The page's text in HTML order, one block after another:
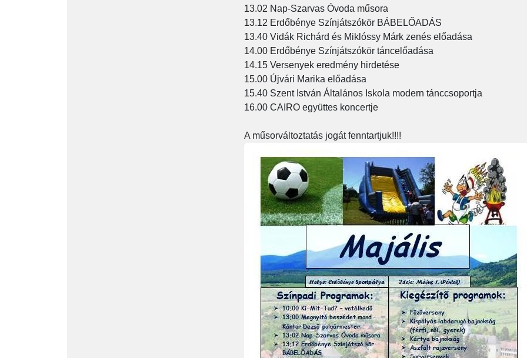
13.02 Nap-Szarvas Óvoda műsora
13.12 Erdőbénye Színjátszókör BÁBELŐADÁS
13.40 Vidák Richárd és Miklóssy Márk zenés előadása
14.00 Erdőbénye Színjátszókör táncelőadása
14.15 Versenyek eredmény hirdetése
15.00 Újvári Marika előadása
15.40 Szent István Általános Iskola modern tánccsoportja
16.00 CAIRO együttes koncertje
A műsorváltoztatás jogát fenntartjuk!!!!